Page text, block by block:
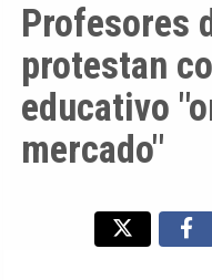
Profesores
protestan
educativo
mercado"